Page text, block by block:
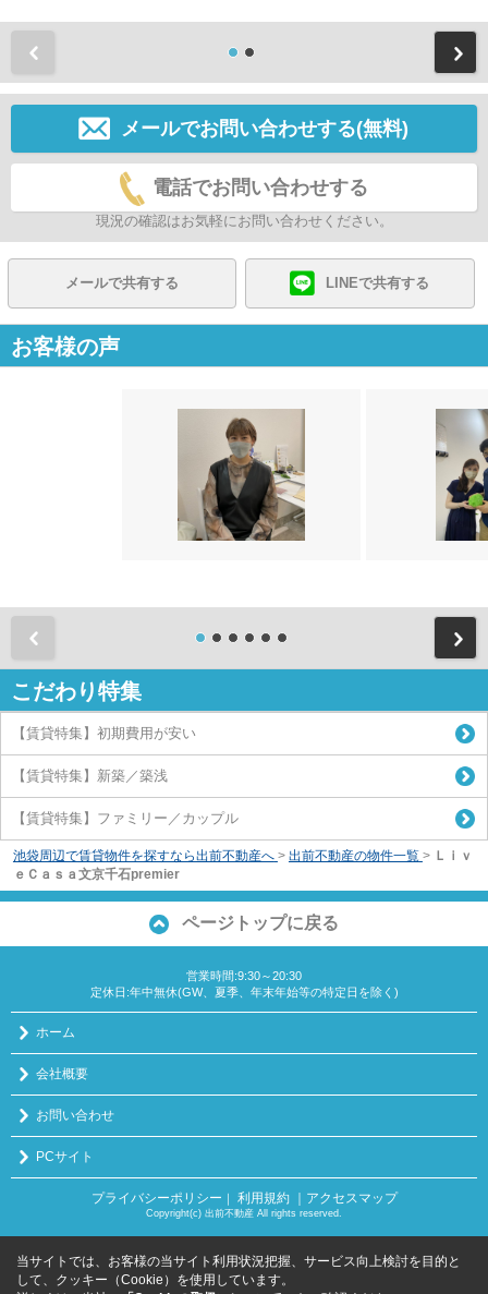
メールでお問い合わせする(無料)
電話でお問い合わせする
現況の確認はお気軽にお問い合わせください。
メールで共有する LINEで共有する
お客様の声
こだわり特集
【賃貸特集】初期費用が安い
【賃貸特集】新築／築浅
【賃貸特集】ファミリー／カップル
池袋周辺で賃貸物件を探すなら出前不動産へ > 出前不動産の物件一覧 > Ｌｉｖ
ｅＣａｓａ文京千石premier
ページトップに戻る
営業時間:9:30～20:30
定休日:年中無休(GW、夏季、年末年始等の特定日を除く)
ホーム
会社概要
お問い合わせ
PCサイト
プライバシーポリシー 利用規約 ｜アクセスマップ
Copyright(c) 出前不動産 All rights reserved.
当サイトでは、お客様の当サイト利用状況把握、サービス向上検討を目的と
して、クッキー（Cookie）を使用しています。